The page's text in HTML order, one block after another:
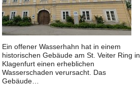
Ein offener Wasserhahn hat in einem
historischen Gebäude am St. Veiter Ring in
Klagenfurt einen erheblichen
Wasserschaden verursacht. Das
Gebäude…